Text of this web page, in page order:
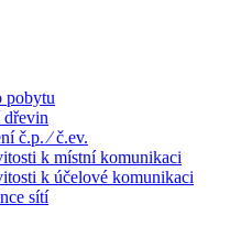
pobytu
dřevin
č.p. ⁄ č.ev.
k místní komunikaci
k účelové komunikaci
sítí